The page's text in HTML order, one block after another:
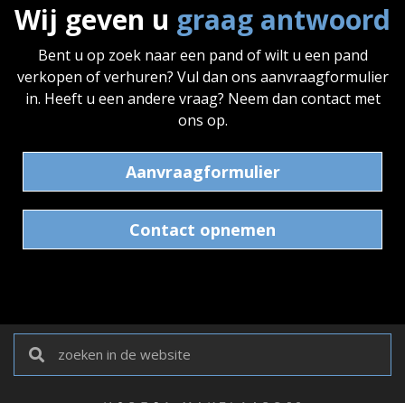
Wij geven u graag antwoord
Bent u op zoek naar een pand of wilt u een pand
verkopen of verhuren? Vul dan ons aanvraagformulier
in. Heeft u een andere vraag? Neem dan contact met
ons op.
Aanvraagformulier
Contact opnemen